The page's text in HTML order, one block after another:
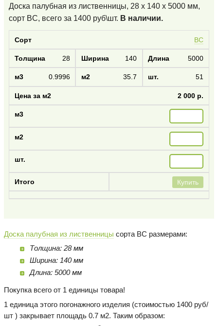
Доска палубная из лиственницы, 28 x 140 x 5000 мм,
сорт BC, всего за 1400 руб\шт. В наличии.
BC
28 140 5000
0.9996 35.7 51
2 000 р.
Купить
Доска палубная из лиственницы сорта BC размерами:
Толщина: 28 мм
Ширина: 140 мм
Длина: 5000 мм
Покупка всего от 1 единицы товара!
1 единица этого погонажного изделия (стоимостью 1400 руб/
шт ) закрывает площадь 0.7 м2. Таким образом: